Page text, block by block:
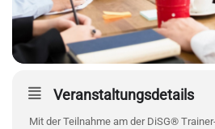
Veranstaltungsdetails
Mit der Teilnahme am der DiSG®